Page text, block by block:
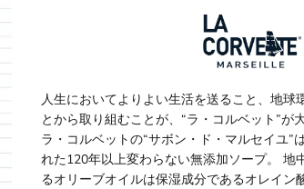
人生においてよりよい生活を送ること、地球
とから取り組むことが、“ラ・コルベット”が
ラ・コルベットの“サボン・ド・マルセイユ”
れた120年以上変わらない無添加ソープ。 地
るオリーブオイルは保湿成分であるオレイン